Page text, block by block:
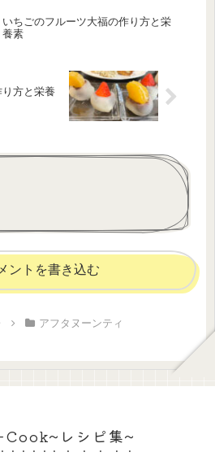
いちごのフルーツ大福の作り方と栄
養素
方と栄養
ントを書き込む
アフタヌーンティ
レシピ集~